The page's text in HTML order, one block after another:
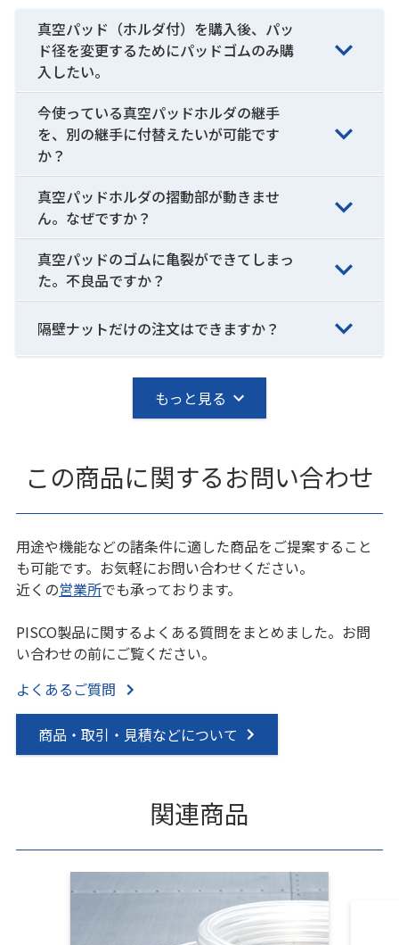
真空パッド（ホルダ付）を購入後、パッ
ド径を変更するためにパッドゴムのみ購
入したい。
今使っている真空パッドホルダの継手
を、別の継手に付替えたいが可能です
か？
真空パッドホルダの摺動部が動きませ
ん。なぜですか？
真空パッドのゴムに亀裂ができてしまっ
た。不良品ですか？
隔壁ナットだけの注文はできますか？
もっと見る
この商品に関するお問い合わせ
用途や機能などの諸条件に適した商品をご提案すること
も可能です。お気軽にお問い合わせください。
近くの営業所でも承っております。
PISCO製品に関するよくある質問をまとめました。お問
い合わせの前にご覧ください。
よくあるご質問
商品・取引・見積などについて
関連商品